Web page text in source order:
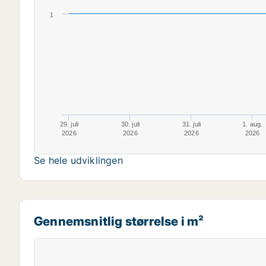
29. juli
2026
30. juli
2026
31. juli
2026
1. aug.
2026
1
Se hele udviklingen
Gennemsnitlig størrelse i m²